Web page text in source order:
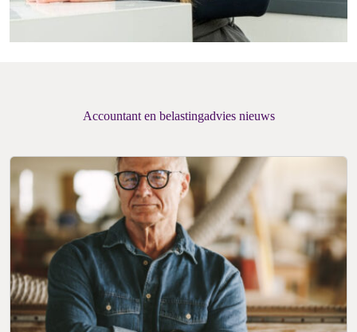
Accountant en belastingadvies nieuws